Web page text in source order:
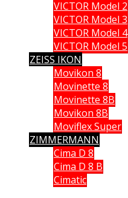
VICTOR Model 2
VICTOR Model 3
VICTOR Model 4
VICTOR Model 5
ZEISS IKON
Movikon 8
Movinette 8
Movinette 8B
Movikon 8B
Moviflex Super
ZIMMERMANN
Cima D 8
Cima D 8 B
Cimatic